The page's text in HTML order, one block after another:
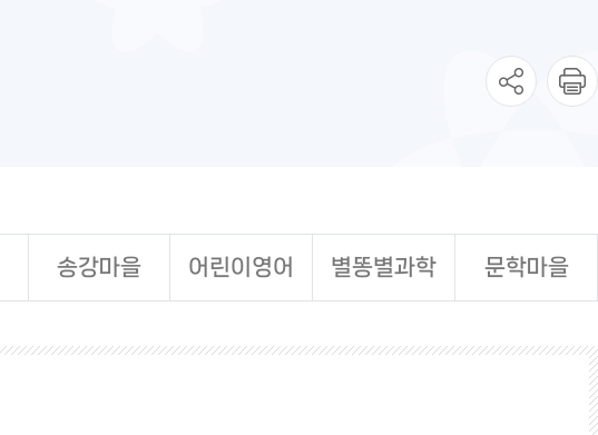
송강마을 어린이영어 별똥별과학 문학마을